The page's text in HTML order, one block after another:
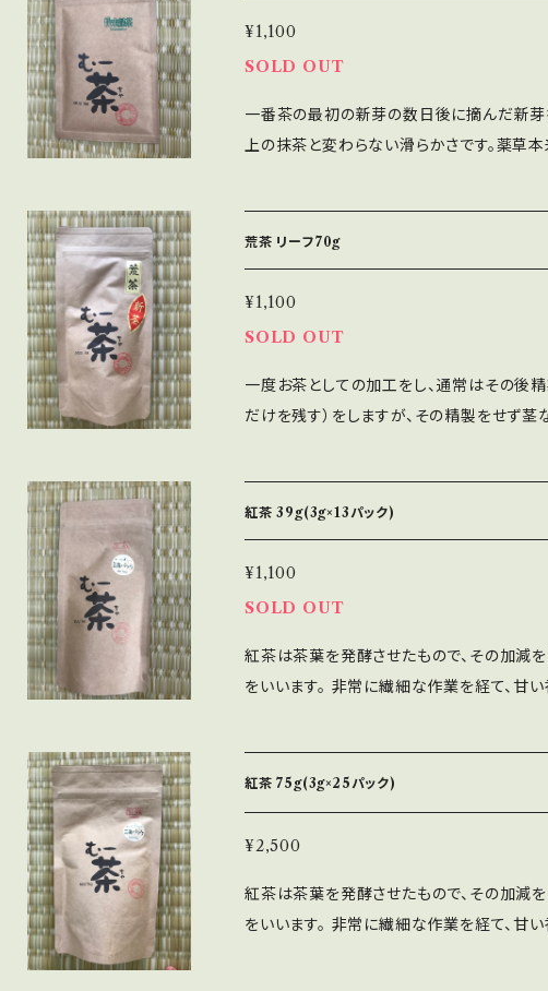
¥1,100
SOLD OUT
一番茶の最初の新芽の数日後に摘んだ新芽
上の抹茶と変わらない滑らかさです。薬草
りください。 他にも抹茶ミルクで。バニラア
て。むー塩に混ぜて抹茶塩で。など、お試し
封をして冷暗所へ保存しお早めにお召し上
荒茶 リーフ70g
¥1,100
SOLD OUT
一度お茶としての加工をし、通常はその後
だけを残す）をしますが、その精製をせず
0g程度を目安にお使いください。甘さが引
水1リットル当たり12g程度を目安に一晩ゆっ
紅茶 39g(3g×13パック)
¥1,100
SOLD OUT
紅茶は茶葉を発酵させたもので、その加減
をいいます。 非常に繊細な作業を経て、甘
さい。ティーバッグは1つで2〜3杯召し上が
紅茶 75g(3g×25パック)
¥2,500
紅茶は茶葉を発酵させたもので、その加減
をいいます。 非常に繊細な作業を経て、甘